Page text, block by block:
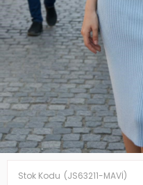
Stok Kodu (JS63211-MAVİ)